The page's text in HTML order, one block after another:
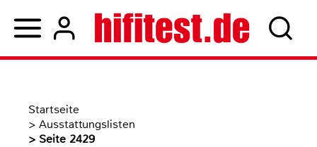
Startseite
> Ausstattungslisten
> Seite 2429